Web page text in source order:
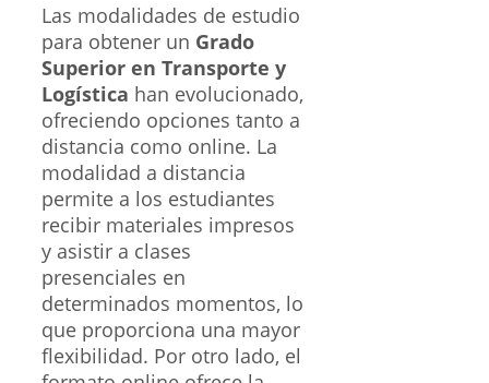
Las modalidades de estudio
para obtener un Grado
Superior en Transporte y
Logística han evolucionado,
ofreciendo opciones tanto a
distancia como online. La
modalidad a distancia
permite a los estudiantes
recibir materiales impresos
y asistir a clases
presenciales en
determinados momentos, lo
que proporciona una mayor
flexibilidad. Por otro lado, el